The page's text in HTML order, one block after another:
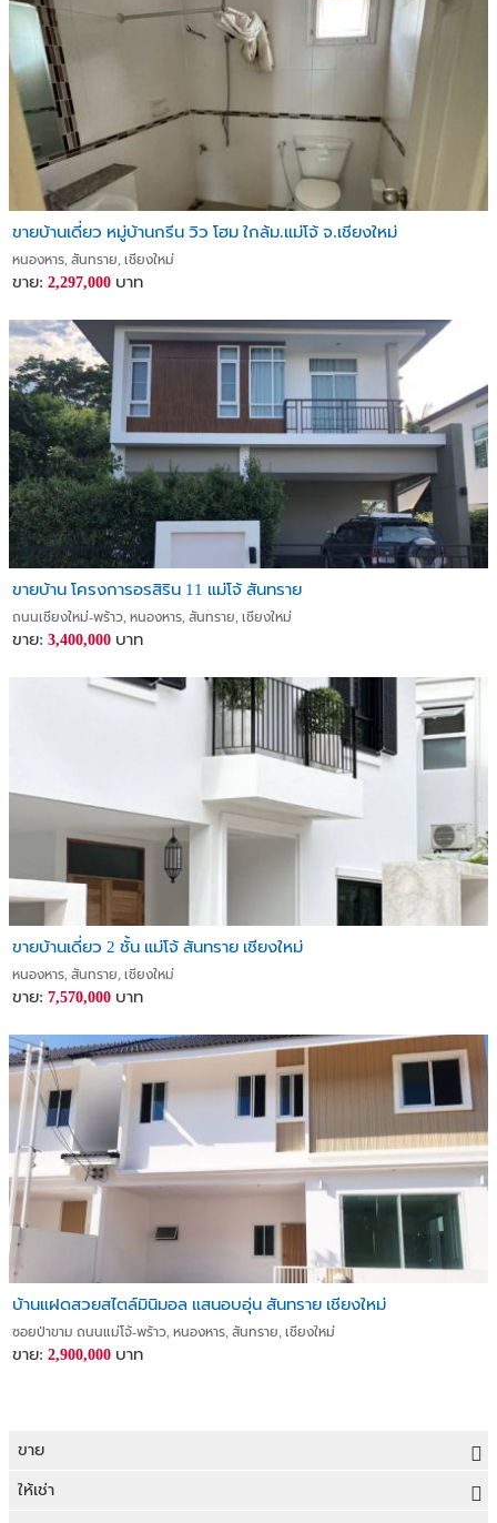
ขายบ้านเดี่ยว หมู่บ้านกรีน วิว โฮม ใกล้ม.แม่โจ้ จ.เชียงใหม่
หนองหาร, สันทราย, เชียงใหม่
ขาย: 2,297,000 บาท
ขายบ้าน โครงการอรสิริน 11 แม่โจ้ สันทราย
ถนนเชียงใหม่-พร้าว, หนองหาร, สันทราย, เชียงใหม่
ขาย: 3,400,000 บาท
ขายบ้านเดี่ยว 2 ชั้น แม่โจ้ สันทราย เชียงใหม่
หนองหาร, สันทราย, เชียงใหม่
ขาย: 7,570,000 บาท
บ้านแฝดสวยสไตล์มินิมอล แสนอบอุ่น สันทราย เชียงใหม่
ซอยป่าขาม ถนนแม่โจ้-พร้าว, หนองหาร, สันทราย, เชียงใหม่
ขาย: 2,900,000 บาท
ขาย
ขายที่ดิน
ให้เช่า